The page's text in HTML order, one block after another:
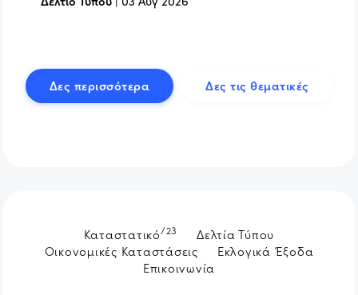
Δες περισσότερα Δες τις θεματικές
Καταστατικό/23
Δελτία Τύπου
Οικονομικές Καταστάσεις
Εκλογικά Έξοδα
Επικοινωνία